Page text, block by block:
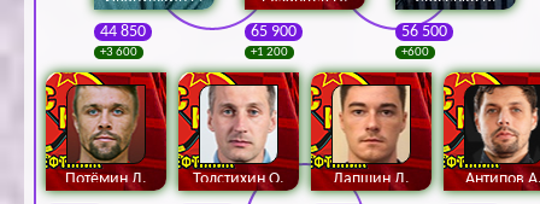
Потёмин Д.
Толстихин О.
Лапшин Д.
Антипов
44 850
+3 600
65 900
+1 200
56 500
+600